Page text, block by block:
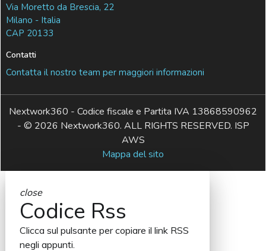
Via Moretto da Brescia, 22
Milano - Italia
CAP 20133
Contatti
Contatta il nostro team per maggiori informazioni
Nextwork360 - Codice fiscale e Partita IVA 13868590962
- © 2026 Nextwork360. ALL RIGHTS RESERVED. ISP
AWS
Mappa del sito
close
Codice Rss
Clicca sul pulsante per copiare il link RSS
negli appunti.